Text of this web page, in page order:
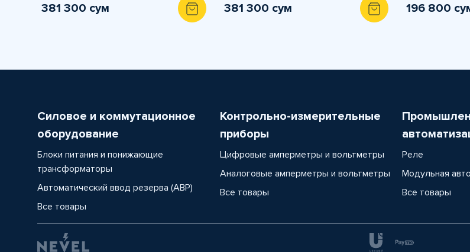
381 300 сум 381 300 сум 196 800
Силовое и коммутационное
оборудование
Блоки питания и понижающие
трансформаторы
Автоматический ввод резерва (АВР)
Все товары
Контрольно-измерительные
приборы
Цифровые амперметры и вольтметры
Аналоговые амперметры и вольтметры
Все товары
Реле
Модульная
Все товары